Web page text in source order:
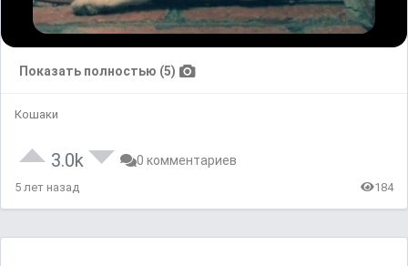
Показать полностью (5)
Кошаки
3.0k 0 комментариев
5 лет назад 184